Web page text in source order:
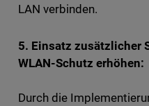
LAN verbinden.
5. Einsatz zusätzlicher
WLAN-Schutz erhöhen:
Durch die